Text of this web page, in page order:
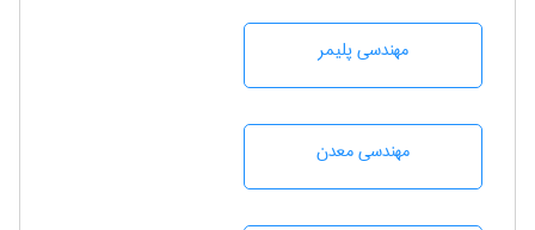
مهندسی پليمر
مهندسی معدن